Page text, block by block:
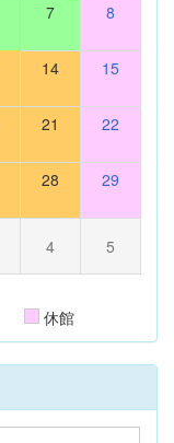
7 8
14 15
21 22
28 29
4 5
休館